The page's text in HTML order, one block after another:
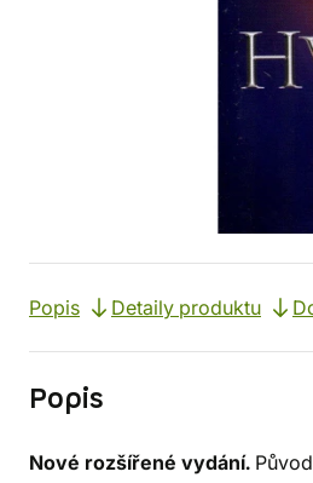
Popis Detaily produktu
Popis
Nové rozšířené vydání.